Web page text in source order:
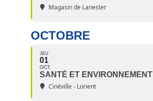
Magasin de Lanester
OCTOBRE
JEU
01
OCT.
SANTÉ ET ENVIRONNEMENT
Cinéville - Lorient